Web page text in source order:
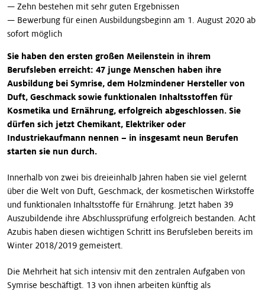
— Zehn bestehen mit sehr guten Ergebnissen
— Bewerbung für einen Ausbildungsbeginn am 1. August 2020 ab
sofort möglich
Sie haben den ersten großen Meilenstein in ihrem
Berufsleben erreicht: 47 junge Menschen haben ihre
Ausbildung bei Symrise, dem Holzmindener Hersteller von
Duft, Geschmack sowie funktionalen Inhaltsstoffen für
Kosmetika und Ernährung, erfolgreich abgeschlossen. Sie
dürfen sich jetzt Chemikant, Elektriker oder
Industriekaufmann nennen – in insgesamt neun Berufen
starten sie nun durch.
Innerhalb von zwei bis dreieinhalb Jahren haben sie viel gelernt
über die Welt von Duft, Geschmack, der kosmetischen Wirkstoffe
und funktionalen Inhaltsstoffe für Ernährung. Jetzt haben 39
Auszubildende ihre Abschlussprüfung erfolgreich bestanden. Acht
Azubis haben diesen wichtigen Schritt ins Berufsleben bereits im
Winter 2018/2019 gemeistert.
Die Mehrheit hat sich intensiv mit den zentralen Aufgaben von
Symrise beschäftigt. 13 von ihnen arbeiten künftig als